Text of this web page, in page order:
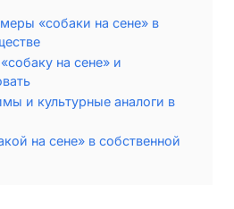
«собаки на сене» в
на сене» и
и культурные аналоги в
на сене» в собственной